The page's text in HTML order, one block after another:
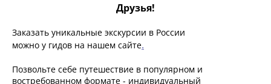
Друзья!
Заказать уникальные экскурсии в России
можно у гидов на нашем сайте.
Позвольте себе путешествие в популярном и
востребованном формате - индивидуальный